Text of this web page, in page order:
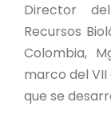
Director
Recursos
Colombia,
marco del VII
que se